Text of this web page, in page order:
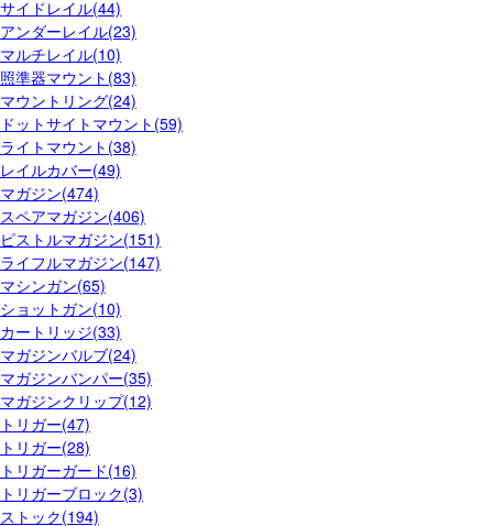
サイドレイル(44)
アンダーレイル(23)
マルチレイル(10)
照準器マウント(83)
マウントリング(24)
ドットサイトマウント(59)
ライトマウント(38)
レイルカバー(49)
マガジン(474)
スペアマガジン(406)
ピストルマガジン(151)
ライフルマガジン(147)
マシンガン(65)
ショットガン(10)
カートリッジ(33)
マガジンバルブ(24)
マガジンバンパー(35)
マガジンクリップ(12)
トリガー(47)
トリガー(28)
トリガーガード(16)
トリガーブロック(3)
ストック(194)